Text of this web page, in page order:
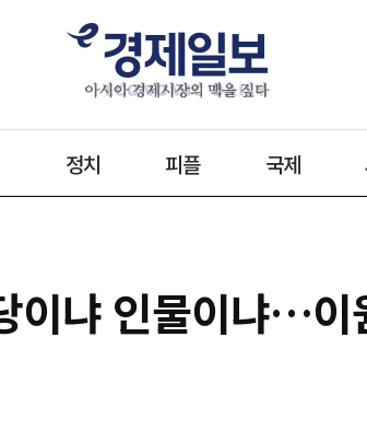
정치 피플 국제
이냐 인물이냐…